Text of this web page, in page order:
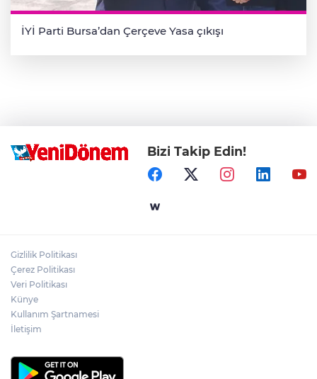
İYİ Parti Bursa’dan Çerçeve Yasa çıkışı
Bizi Takip Edin!
Gizlilik Politikası
Çerez Politikası
Veri Politikası
Künye
Kullanım Şartnamesi
İletişim